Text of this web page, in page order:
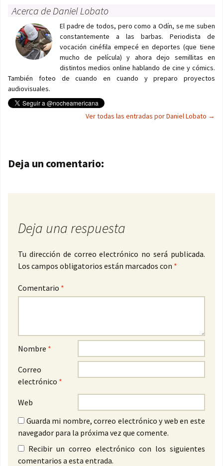
Acerca de Daniel Lobato
El padre de todos, pero como a Odín, se me suben
constantemente a las barbas. Periodista de
vocación cinéfila empecé en deportes (que tiene
mucho de película) y ahora dejo semillitas en
distintos medios online hablando de cine y cómics.
También foteo de cuando en cuando y preparo proyectos
audiovisuales.
Ver todas las entradas por Daniel Lobato →
Navegación de entradas
Deja un comentario:
Deja una respuesta
Tu dirección de correo electrónico no será publicada.
Los campos obligatorios están marcados con *
Comentario *
Nombre *
Correo
electrónico *
Web
Guarda mi nombre, correo electrónico y web en este
navegador para la próxima vez que comente.
Recibir un correo electrónico con los siguientes
comentarios a esta entrada.